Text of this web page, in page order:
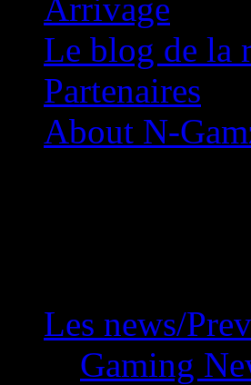
Arrivage
Le blog de la
Partenaires
About N-
Les news/
Gaming